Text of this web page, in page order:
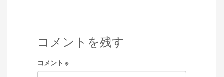
コメントを残す
コメント ※